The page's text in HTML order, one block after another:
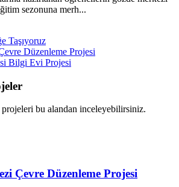
sezonuna merh...
Taşıyoruz
Düzenleme Projesi
Bilgi Evi Projesi
bu alandan inceleyebilirsiniz.
Çevre Düzenleme Projesi